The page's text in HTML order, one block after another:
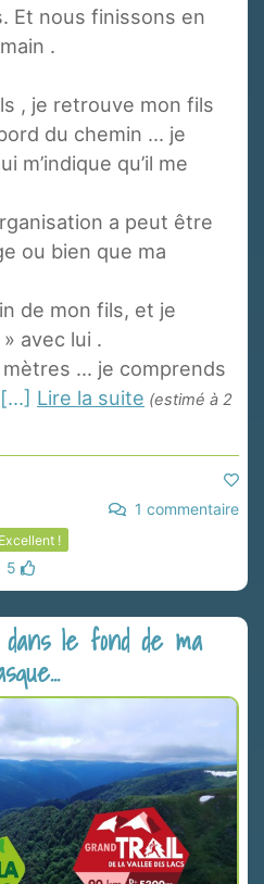
Et nous finissons en
.
, je retrouve mon fils
du chemin ... je
m’indique qu’il me
a peut être
ou bien que ma
de mon fils, et je
avec lui .
... je comprends
[...] Lire la suite (estimé à 2
1 commentaire
Excellent !
5
le fond de ma